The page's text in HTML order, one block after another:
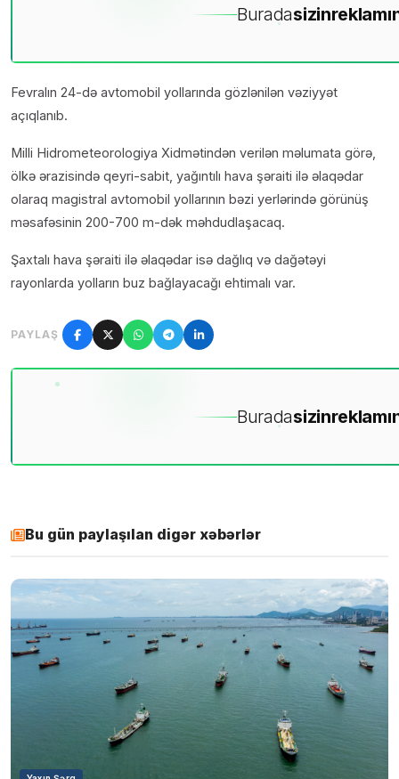
Buradasizin
Fevralın 24-də avtomobil yollarında gözlənilən vəziyyət
açıqlanıb.
Milli Hidrometeorologiya Xidmətindən verilən məlumata görə,
ölkə ərazisində qeyri-sabit, yağıntılı hava şəraiti ilə əlaqədar
olaraq magistral avtomobil yollarının bəzi yerlərində görünüş
məsafəsinin 200-700 m-dək məhdudlaşacaq.
Şaxtalı hava şəraiti ilə əlaqədar isə dağlıq və dağətəyi
rayonlarda yolların buz bağlayacağı ehtimalı var.
PAYLAŞ
Buradasizin
Bu gün paylaşılan digər xəbərlər